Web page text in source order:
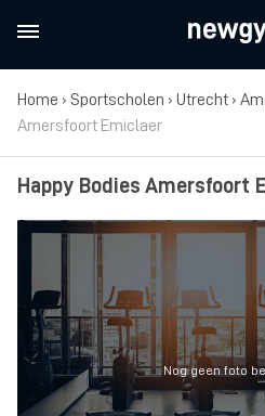
Home › Sportscholen › Utrecht ›
Amersfoort Emiclaer
Happy Bodies Amersfoort
Nog geen foto